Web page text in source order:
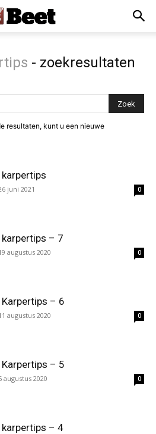
- zoekresultaten
resultaten, kunt u een nieuwe
juni 2021 0
– 7
augustus 2020 0
– 6
augustus 2020 0
– 5
augustus 2020 0
– 4